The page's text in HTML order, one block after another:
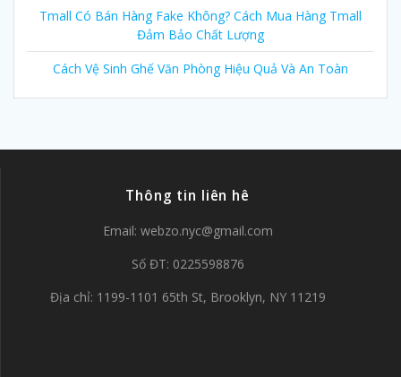
Tmall Có Bán Hàng Fake Không? Cách Mua Hàng Tmall
Đảm Bảo Chất Lượng
Cách Vệ Sinh Ghế Văn Phòng Hiệu Quả Và An Toàn
Thông tin liên hê
Email: webzo.nyc@gmail.com
Số ĐT: 0225598876
Địa chỉ: 1199-1101 65th St, Brooklyn, NY 11219